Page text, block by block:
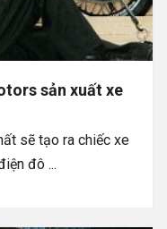
sản xuất xe
sẽ tạo ra chiếc xe
đô ...